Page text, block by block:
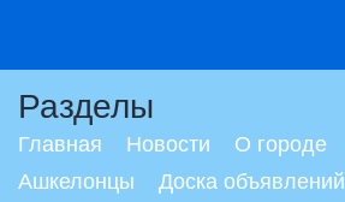
Разделы
Главная Новости О городе
Ашкелонцы
Доска объявлений